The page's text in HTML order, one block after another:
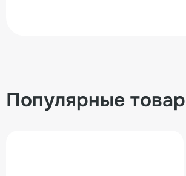
Популярные